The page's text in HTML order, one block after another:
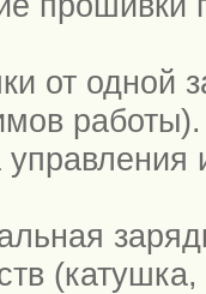
от одной
работы).